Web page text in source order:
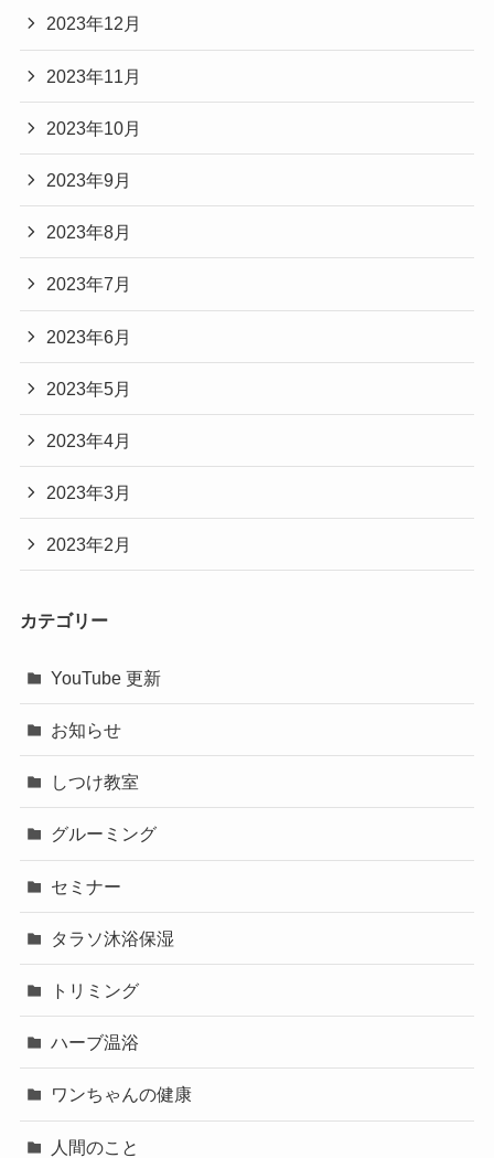
2023年12月
2023年11月
2023年10月
2023年9月
2023年8月
2023年7月
2023年6月
2023年5月
2023年4月
2023年3月
2023年2月
カテゴリー
YouTube 更新
お知らせ
しつけ教室
グルーミング
セミナー
タラソ沐浴保湿
トリミング
ハーブ温浴
ワンちゃんの健康
人間のこと